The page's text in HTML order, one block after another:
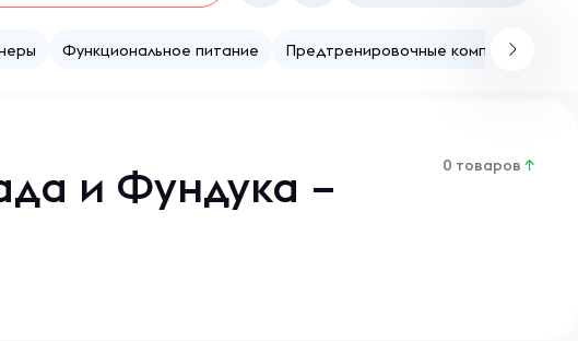
Функциональное питание Предтренировочные комплексы
и Фундука –
0 товаров ↑